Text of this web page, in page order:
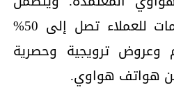
الكرنفال تقديم خصومات للعملاء تصل إلى 50%
وعروض ترويجية وحصرية
هواتف هواوي.